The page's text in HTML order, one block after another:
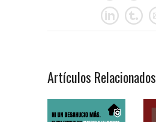
Artículos Relacionados